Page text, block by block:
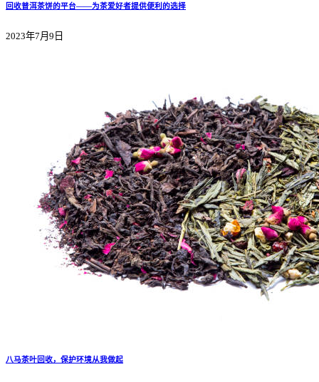
回收普洱茶饼的平台——为茶爱好者提供便利的选择
2023年7月9日
八马茶叶回收，保护环境从我做起